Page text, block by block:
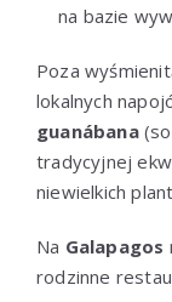
na bazie
Poza
lokalnych
guanábana
tradycyjnej
niewielkich
Na Galapagos
rodzinne